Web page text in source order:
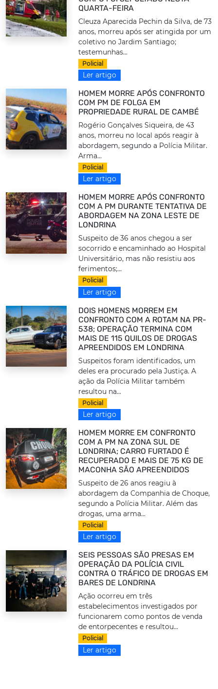
QUARTA-FEIRA
Cleuza Aparecida Pechin da Silva, de 73
anos, morreu após ser atingida por um
coletivo no Jardim Santiago;
testemunhas...
Policial
Ler artigo
HOMEM MORRE APÓS CONFRONTO
COM PM DE FOLGA EM
PROPRIEDADE RURAL DE CAMBÉ
Rogério Gonçalves Siqueira, de 43
anos, morreu no local após reagir à
abordagem, segundo a Polícia Militar.
Arma...
Policial
Ler artigo
HOMEM MORRE APÓS CONFRONTO
COM A PM DURANTE TENTATIVA DE
ABORDAGEM NA ZONA LESTE DE
LONDRINA
Suspeito de 36 anos chegou a ser
socorrido e encaminhado ao Hospital
Universitário, mas não resistiu aos
ferimentos;...
Policial
Ler artigo
DOIS HOMENS MORREM EM
CONFRONTO COM A ROTAM NA PR-
538; OPERAÇÃO TERMINA COM
MAIS DE 115 QUILOS DE DROGAS
APREENDIDOS EM LONDRINA
Suspeitos foram identificados, um
deles era procurado pela Justiça. A
ação da Polícia Militar também
resultou na...
Policial
Ler artigo
HOMEM MORRE EM CONFRONTO
COM A PM NA ZONA SUL DE
LONDRINA; CARRO FURTADO É
RECUPERADO E MAIS DE 75 KG DE
MACONHA SÃO APREENDIDOS
Suspeito de 26 anos reagiu à
abordagem da Companhia de Choque,
segundo a Polícia Militar. Além das
drogas, uma arma...
Policial
Ler artigo
SEIS PESSOAS SÃO PRESAS EM
OPERAÇÃO DA POLÍCIA CIVIL
CONTRA O TRÁFICO DE DROGAS EM
BARES DE LONDRINA
Ação ocorreu em três
estabelecimentos investigados por
funcionarem como pontos de venda
de entorpecentes e resultou...
Policial
Ler artigo